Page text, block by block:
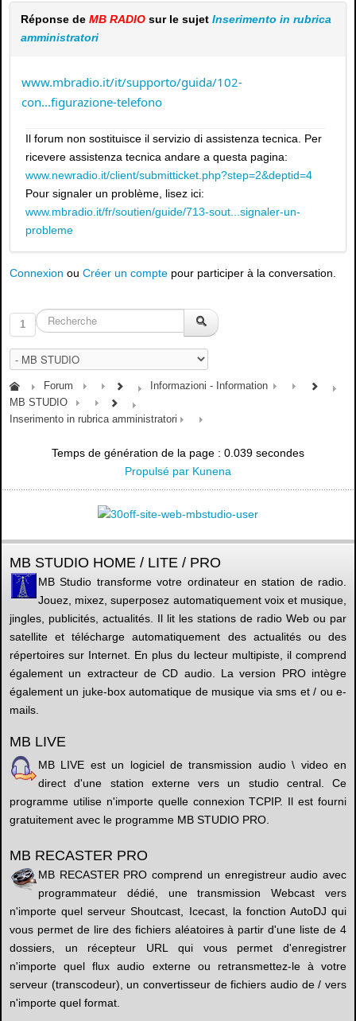
Réponse de MB RADIO sur le sujet Inserimento in rubrica
amministratori
www.mbradio.it/it/supporto/guida/102-
con...figurazione-telefono
Il forum non sostituisce il servizio di assistenza tecnica. Per
ricevere assistenza tecnica andare a questa pagina:
www.newradio.it/client/submitticket.php?step=2&deptid=4
Pour signaler un problème, lisez ici:
www.mbradio.it/fr/soutien/guide/713-sout...signaler-un-
probleme
Connexion ou Créer un compte pour participer à la conversation.
1
Forum
Informazioni - Information
MB STUDIO
Inserimento in rubrica amministratori
Temps de génération de la page : 0.039 secondes
Propulsé par Kunena
MB STUDIO HOME / LITE / PRO
MB Studio transforme votre ordinateur en station de radio.
Jouez, mixez, superposez automatiquement voix et musique,
jingles, publicités, actualités. Il lit les stations de radio Web ou par
satellite et télécharge automatiquement des actualités ou des
répertoires sur Internet. En plus du lecteur multipiste, il comprend
également un extracteur de CD audio. La version PRO intègre
également un juke-box automatique de musique via sms et / ou e-
mails.
MB LIVE
MB LIVE est un logiciel de transmission audio \ video en
direct d'une station externe vers un studio central. Ce
programme utilise n'importe quelle connexion TCPIP. Il est fourni
gratuitement avec le programme MB STUDIO PRO.
MB RECASTER PRO
MB RECASTER PRO comprend un enregistreur audio avec
programmateur dédié, une transmission Webcast vers
n'importe quel serveur Shoutcast, Icecast, la fonction AutoDJ qui
vous permet de lire des fichiers aléatoires à partir d'une liste de 4
dossiers, un récepteur URL qui vous permet d'enregistrer
n'importe quel flux audio externe ou retransmettez-le à votre
serveur (transcodeur), un convertisseur de fichiers audio de / vers
n'importe quel format.